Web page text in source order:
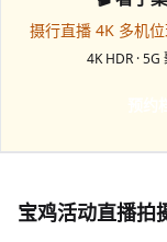
摄行直播 4K 多机
4K HDR ·
宝鸡活动直播拍